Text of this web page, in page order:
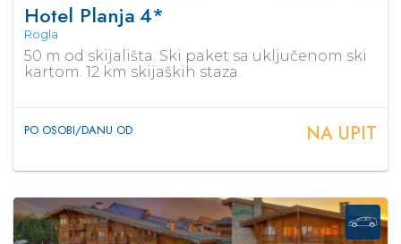
Hotel Planja4*
Rogla
50 m od skijališta. Ski paket sa uključenom ski
kartom. 12 km skijaških staza.
PO OSOBI/DANU OD NA UPIT